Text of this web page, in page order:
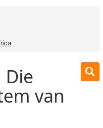
Die
van